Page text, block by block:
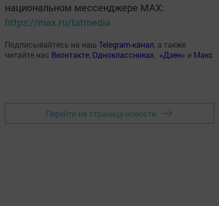
национальном мессенджере MАХ:
https://max.ru/tatmedia
Подписывайтесь на наш Telegram-канал, а также
читайте нас Вконтакте, Одноклассниках, «Дзен» и Макс
Перейти на страницу новости